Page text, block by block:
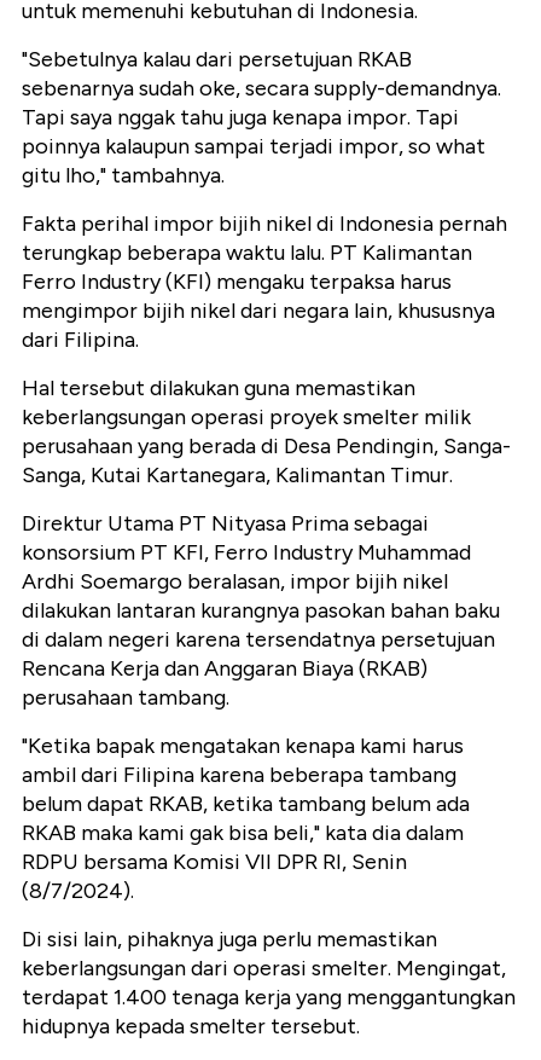
untuk memenuhi kebutuhan di Indonesia.
"Sebetulnya kalau dari persetujuan RKAB
sebenarnya sudah oke, secara supply-demandnya.
Tapi saya nggak tahu juga kenapa impor. Tapi
poinnya kalaupun sampai terjadi impor, so what
gitu lho," tambahnya.
Fakta perihal impor bijih nikel di Indonesia pernah
terungkap beberapa waktu lalu. PT Kalimantan
Ferro Industry (KFI) mengaku terpaksa harus
mengimpor bijih nikel dari negara lain, khususnya
dari Filipina.
Hal tersebut dilakukan guna memastikan
keberlangsungan operasi proyek smelter milik
perusahaan yang berada di Desa Pendingin, Sanga-
Sanga, Kutai Kartanegara, Kalimantan Timur.
Direktur Utama PT Nityasa Prima sebagai
konsorsium PT KFI, Ferro Industry Muhammad
Ardhi Soemargo beralasan, impor bijih nikel
dilakukan lantaran kurangnya pasokan bahan baku
di dalam negeri karena tersendatnya persetujuan
Rencana Kerja dan Anggaran Biaya (RKAB)
perusahaan tambang.
"Ketika bapak mengatakan kenapa kami harus
ambil dari Filipina karena beberapa tambang
belum dapat RKAB, ketika tambang belum ada
RKAB maka kami gak bisa beli," kata dia dalam
RDPU bersama Komisi VII DPR RI, Senin
(8/7/2024).
Di sisi lain, pihaknya juga perlu memastikan
keberlangsungan dari operasi smelter. Mengingat,
terdapat 1.400 tenaga kerja yang menggantungkan
hidupnya kepada smelter tersebut.